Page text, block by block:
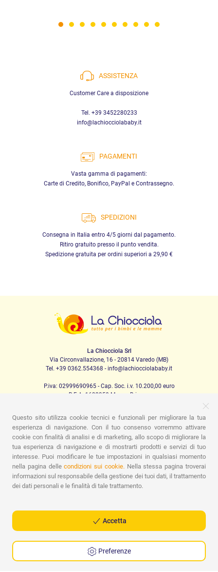
ASSISTENZA
Customer Care a disposizione
Tel. +39 3452280233
info@lachiocciolababy.it
PAGAMENTI
Vasta gamma di pagamenti:
Carte di Credito, Bonifico, PayPal e Contrassegno.
SPEDIZIONI
Consegna in Italia entro 4/5 giorni dal pagamento.
Ritiro gratuito presso il punto vendita.
Spedizione gratuita per ordini superiori a 29,90 €
La Chiocciola Srl
Via Circonvallazione, 16 - 20814 Varedo (MB)
Tel. +39 0362.554368 - info@lachiocciolababy.it
P.iva: 02999690965 - Cap. Soc. i.v. 10.200,00 euro
R.E.A. 1622350 Monza Brianza
PRODOTTI
Passeggio
Seggiolini Auto A casa Pappa
Nanna
Igiene
Mamma e bebè Abbigliamento Gioco
Gift card
Kit baby set
Idee regalo Camerette
Promozioni
Promozioni
Marchi
Gestione dei resi
Cookie Policy
Questo sito utilizza cookie tecnici e funzionali per migliorare la tua
esperienza di navigazione. Con il tuo consenso vorremmo attivare
cookie con finalità di analisi e di marketing, allo scopo di migliorare la
tua esperienza di navigazione e di mostrarti prodotti e servizi di tuo
interesse. Puoi modificare le tue impostazioni in qualsiasi momento
nella pagina dellecondizioni sui cookie.Nella stessa pagina troverai
informazioni sul responsabile della gestione dei tuoi dati, il trattamento
dei dati personali e le finalità di tale trattamento.
Accetta
Preferenze